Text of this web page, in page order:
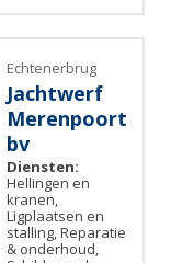
Echtenerbrug
Jachtwerf
Merenpoort
bv
Diensten:
Hellingen en
kranen,
Ligplaatsen en
stalling, Reparatie
& onderhoud,